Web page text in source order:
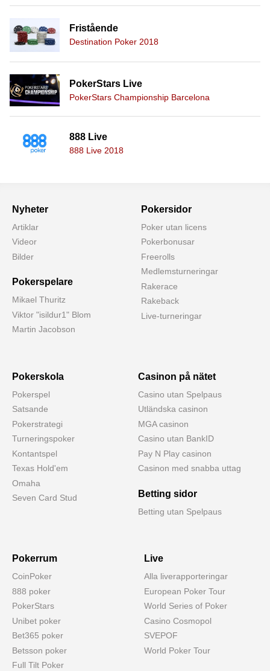
Fristående
Destination Poker 2018
PokerStars Live
PokerStars Championship Barcelona
888 Live
888 Live 2018
Nyheter
Artiklar
Videor
Bilder
Pokerspelare
Mikael Thuritz
Viktor "isildur1" Blom
Martin Jacobson
Pokersidor
Poker utan licens
Pokerbonusar
Freerolls
Medlemsturneringar
Rakerace
Rakeback
Live-turneringar
Pokerskola
Pokerspel
Satsande
Pokerstrategi
Turneringspoker
Kontantspel
Texas Hold'em
Omaha
Seven Card Stud
Casinon på nätet
Casino utan Spelpaus
Utländska casinon
MGA casinon
Casino utan BankID
Pay N Play casinon
Casinon med snabba uttag
Betting sidor
Betting utan Spelpaus
Pokerrum
CoinPoker
888 poker
PokerStars
Unibet poker
Bet365 poker
Betsson poker
Full Tilt Poker
Live
Alla liverapporteringar
European Poker Tour
World Series of Poker
Casino Cosmopol
SVEPOF
World Poker Tour